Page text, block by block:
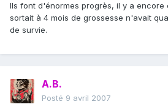
Ils font d'énormes progrès, il y a encore
sortait à 4 mois de grossesse n'avait
de survie.
A.B.
Posté 9 avril 2007